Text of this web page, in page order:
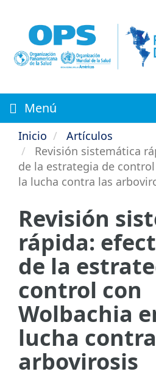
contenido
principal
Menú
Inicio
Artículos
Revisión sistemática
de la estrategia de
la lucha contra las
Revisión
rápida:
de la
control con
Wolbachia
lucha
arbovirosis